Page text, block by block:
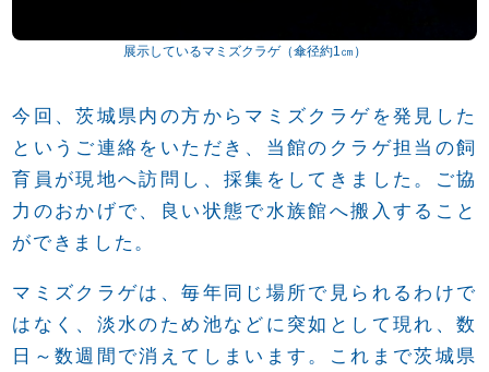
展示しているマミズクラゲ（傘径約1㎝）
今回、茨城県内の方からマミズクラゲを発見した
というご連絡をいただき、当館のクラゲ担当の飼
育員が現地へ訪問し、採集をしてきました。ご協
力のおかげで、良い状態で水族館へ搬入すること
ができました。
マミズクラゲは、毎年同じ場所で見られるわけで
はなく、淡水のため池などに突如として現れ、数
日～数週間で消えてしまいます。これまで茨城県